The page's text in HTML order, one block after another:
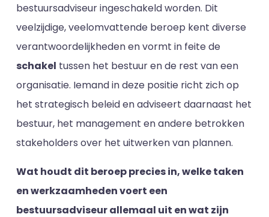
bestuursadviseur ingeschakeld worden. Dit
veelzijdige, veelomvattende beroep kent diverse
verantwoordelijkheden en vormt in feite de
schakel tussen het bestuur en de rest van een
organisatie. Iemand in deze positie richt zich op
het strategisch beleid en adviseert daarnaast het
bestuur, het management en andere betrokken
stakeholders over het uitwerken van plannen.
Wat houdt dit beroep precies in, welke taken
en werkzaamheden voert een
bestuursadviseur allemaal uit en wat zijn